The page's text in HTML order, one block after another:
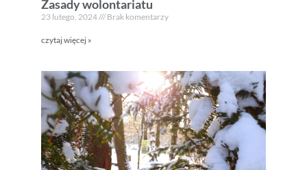
Zasady wolontariatu
23 lutego, 2024 Brak komentarzy
czytaj więcej »